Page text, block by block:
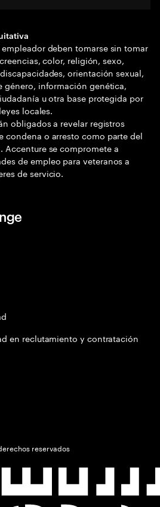
deben tomarse sin tomar
color, religión, sexo,
orientación sexual,
género, información genética,
u otra base protegida por
locales.
obligados a revelar registros
condena o arresto como parte del
Accenture se compromete a
de empleo para veteranos a
de servicio.
en reclutamiento y contratación
reservados